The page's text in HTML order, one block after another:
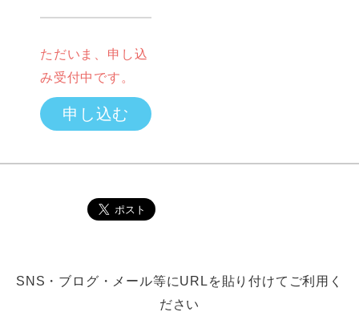
ただいま、申し込
み受付中です。
申し込む
SNS・ブログ・メール等にURLを貼り付けてご利用く
ださい